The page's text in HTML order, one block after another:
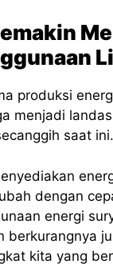
produksi
menjadi
saat ini.
dengan
energi
berkurangnya
kita yang